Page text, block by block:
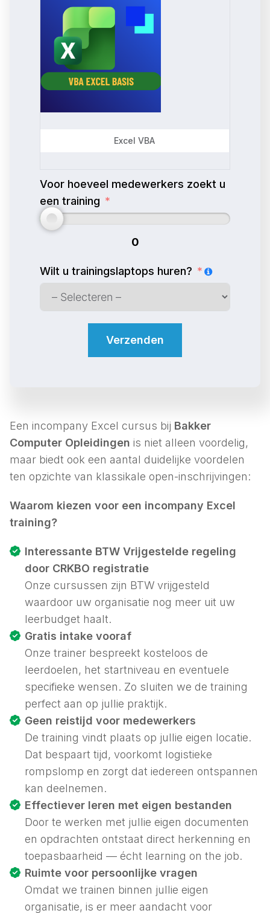
Excel VBA
Voor hoeveel medewerkers zoekt u
een training
0
Wilt u trainingslaptops huren?
Verzenden
Een incompany Excel cursus bij Bakker
Computer Opleidingen is niet alleen voordelig,
maar biedt ook een aantal duidelijke voordelen
ten opzichte van klassikale open-inschrijvingen:
Waarom kiezen voor een incompany Excel
training?
Interessante BTW Vrijgestelde regeling
door CRKBO registratie
Onze cursussen zijn BTW vrijgesteld
waardoor uw organisatie nog meer uit uw
leerbudget haalt.
Gratis intake vooraf
Onze trainer bespreekt kosteloos de
leerdoelen, het startniveau en eventuele
specifieke wensen. Zo sluiten we de training
perfect aan op jullie praktijk.
Geen reistijd voor medewerkers
De training vindt plaats op jullie eigen locatie.
Dat bespaart tijd, voorkomt logistieke
rompslomp en zorgt dat iedereen ontspannen
kan deelnemen.
Effectiever leren met eigen bestanden
Door te werken met jullie eigen documenten
en opdrachten ontstaat direct herkenning en
toepasbaarheid — écht learning on the job.
Ruimte voor persoonlijke vragen
Omdat we trainen binnen jullie eigen
organisatie, is er meer aandacht voor